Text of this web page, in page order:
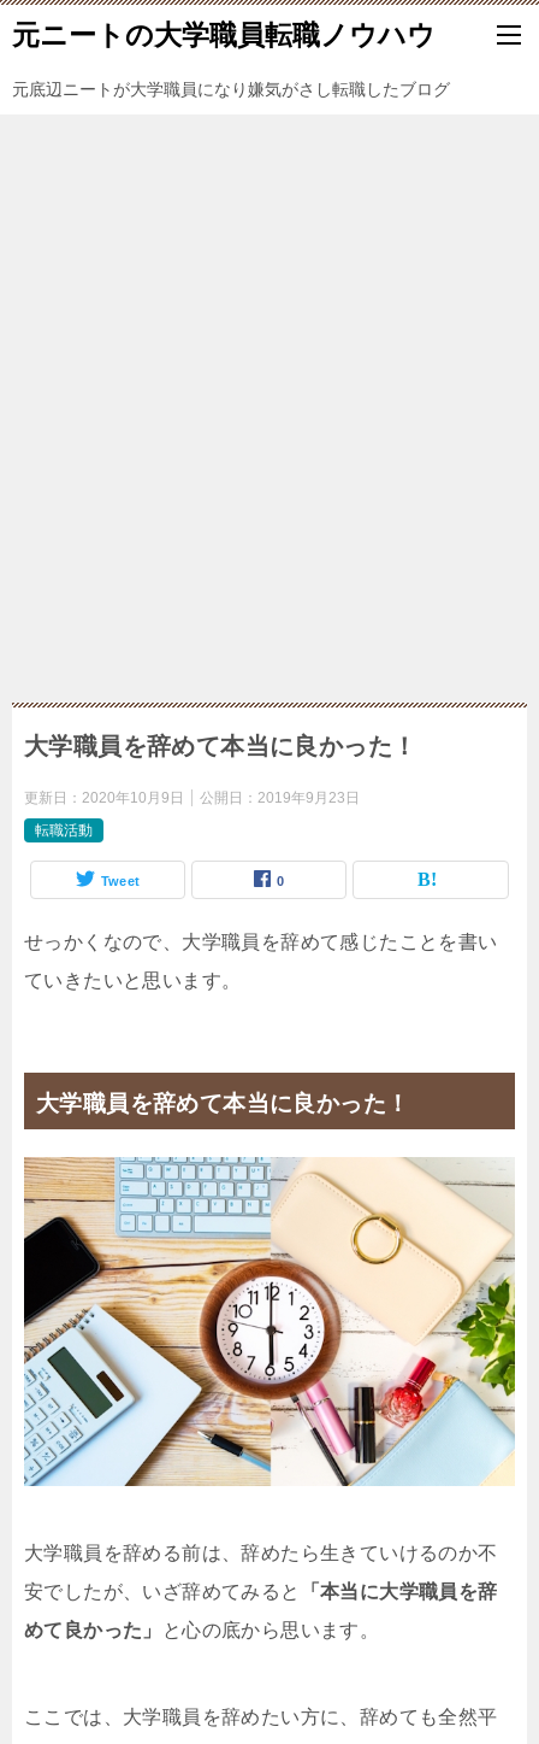
元ニートの大学職員転職ノウハウ
元底辺ニートが大学職員になり嫌気がさし転職したブログ
大学職員を辞めて本当に良かった！
更新日： 2020年10月9日 公開日： 2019年9月23日
転職活動
Tweet 0
せっかくなので、大学職員を辞めて感じたことを書い
ていきたいと思います。
大学職員を辞めて本当に良かった！
大学職員を辞める前は、辞めたら生きていけるのか不
安でしたが、いざ辞めてみると
「本当に大学職員を辞
めて良かった」
と心の底から思います。
ここでは、大学職員を辞めたい方に、辞めても全然平